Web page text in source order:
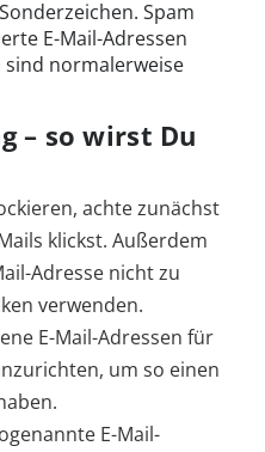
Spam
E-Mail-Adressen
sind normalerweise
– so wirst Du
achte zunächst
klickst. Außerdem
Adresse nicht zu
verwenden.
E-Mail-Adressen für
um so einen
E-Mail-